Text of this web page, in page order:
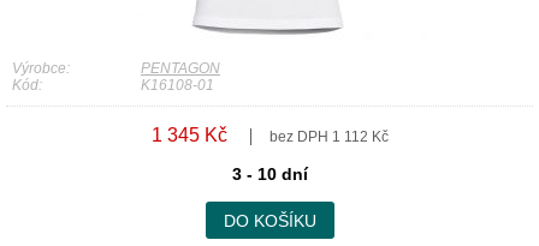
Výrobce:
PENTAGON
Kód:
K16108-01
1 345 Kč bez DPH 1 112 Kč
3 - 10 dní
DO KOŠÍKU